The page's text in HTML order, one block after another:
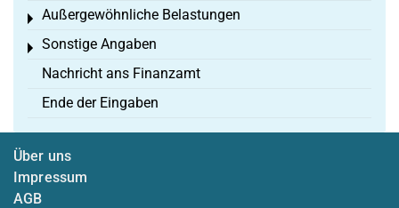
Außergewöhnliche Belastungen
Toggle menu
Sonstige Angaben
Toggle menu
Nachricht ans Finanzamt
Ende der Eingaben
Über uns
Impressum
AGB